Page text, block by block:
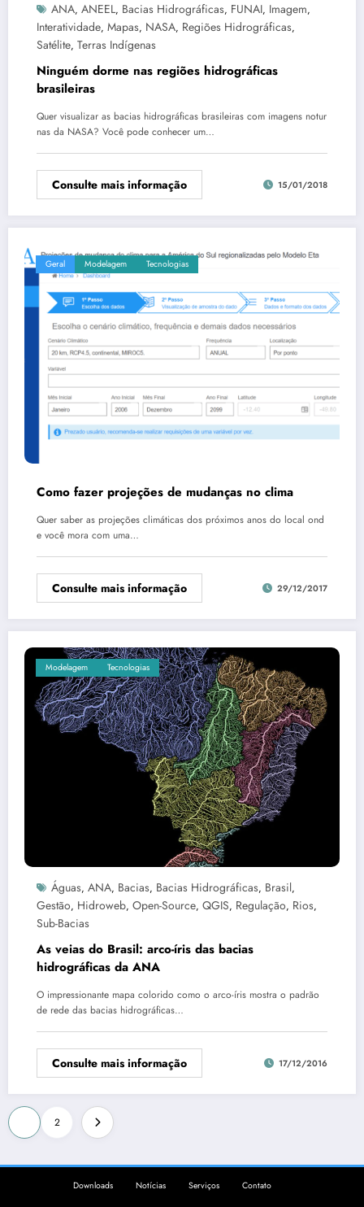
ANA, ANEEL, Bacias Hidrográficas, FUNAI, Imagem,
Interatividade, Mapas, NASA, Regiões Hidrográficas,
Satélite, Terras Indígenas
Ninguém dorme nas regiões hidrográficas
brasileiras
Quer visualizar as bacias hidrográficas brasileiras com imagens notur
nas da NASA? Você pode conhecer um…
Consulte mais informação 15/01/2018
Geral Modelagem Tecnologias
Como fazer projeções de mudanças no clima
Quer saber as projeções climáticas dos próximos anos do local ond
e você mora com uma…
Consulte mais informação 29/12/2017
Modelagem Tecnologias
Águas, ANA, Bacias, Bacias Hidrográficas, Brasil,
Gestão, Hidroweb, Open-Source, QGIS, Regulação, Rios,
Sub-Bacias
As veias do Brasil: arco-íris das bacias
hidrográficas da ANA
O impressionante mapa colorido como o arco-íris mostra o padrão
de rede das bacias hidrográficas…
Consulte mais informação 17/12/2016
Paginação
de
posts
2
Downloads Notícias Serviços Contato